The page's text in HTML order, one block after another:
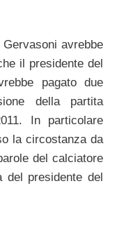
avrebbe
il presidente del
pagato due
della partita
In particolare
la circostanza da
del calciatore
del presidente del